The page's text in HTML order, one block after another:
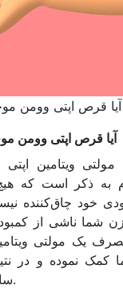
آیا قرص اپتی وومن
آیا قرص اپتی وومن
مولتی ویتامین
به ذکر است که
خود چاق‌کننده
شما ناشی از کمبود
یک مولتی
کمک نموده و در
سالم شما یاری رساند.